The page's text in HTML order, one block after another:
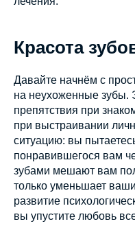
Красота
Давайте начнём с
на неухоженные зубы.
препятствия при
при выстраивании
ситуацию: вы
понравившегося вам
зубами мешают вам
только уменьшает
развитие
вы упустите любовь